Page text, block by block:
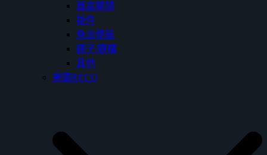
面盆龍頭
掛件
免治便座
鏡子/鏡櫃
其他
美國RECO